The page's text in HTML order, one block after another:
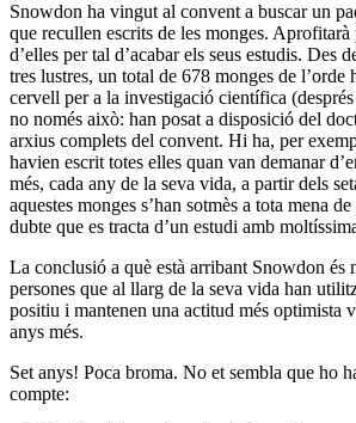
Snowdon ha vingut al convent a buscar un
que recullen escrits de les monges.
d’elles per tal d’acabar els seus estudis. Des
tres lustres, un total de 678 monges de l’orde
cervell per a la investigació científica
no només això: han posat a disposició del
arxius complets del convent. Hi ha, per
havien escrit totes elles quan van demanar
més, cada any de la seva vida, a partir dels
aquestes monges s’han sotmès a tota mena
dubte que es tracta d’un estudi amb
La conclusió a què està arribant Snowdon és
persones que al llarg de la seva vida han
positiu i mantenen una actitud més optimista
anys més.
Set anys! Poca broma. No et sembla que ho
compte: